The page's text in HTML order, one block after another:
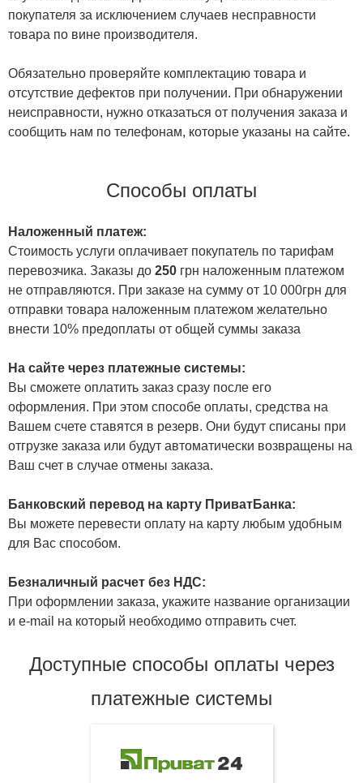
покупателя за исключением случаев несправности
товара по вине производителя.
Обязательно проверяйте комплектацию товара и
отсутствие дефектов при получении. При обнаружении
неисправности, нужно отказаться от получения заказа и
сообщить нам по телефонам, которые указаны на сайте.
Способы оплаты
Наложенный платеж:
Стоимость услуги оплачивает покупатель по тарифам
перевозчика. Заказы до 250 грн наложенным платежом
не отправляются. При заказе на сумму от 10 000грн для
отправки товара наложенным платежом желательно
внести 10% предоплаты от общей суммы заказа
На сайте через платежные системы:
Вы сможете оплатить заказ сразу после его
оформления. При этом способе оплаты, средства на
Вашем счете ставятся в резерв. Они будут списаны при
отгрузке заказа или будут автоматически возвращены на
Ваш счет в случае отмены заказа.
Банковский перевод на карту ПриватБанка:
Вы можете перевести оплату на карту любым удобным
для Вас способом.
Безналичный расчет без НДС:
При оформлении заказа, укажите название организации
и e-mail на который необходимо отправить счет.
Доступные способы оплаты через
платежные системы